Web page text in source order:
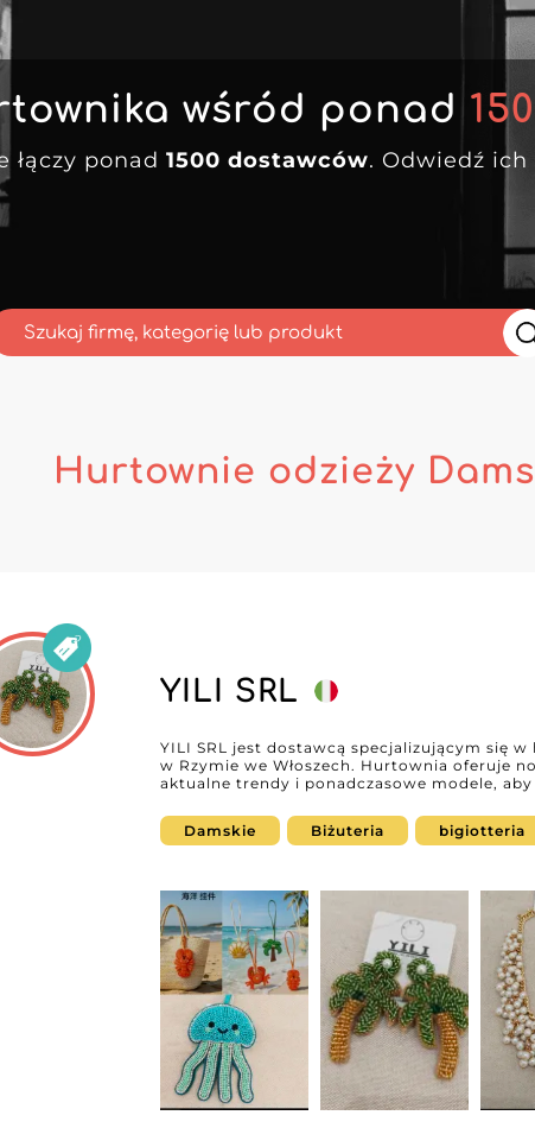
wśród ponad
łączy ponad 1500 dostawców. Odwiedź
Hurtownie odzieży
YILI SRL
YILI SRL jest dostawcą specjalizującym się
w Rzymie we Włoszech. Hurtownia oferuje
aktualne trendy i ponadczasowe modele,
biżuterii YILI SRL wspiera profesjonalistów,
akcesoria dopasowane do potrzeb rynku kobiecego. Obecny na
poprosić o dostęp do MicroStore dostawcy i
specjalistą od hurtowej sprzedaży biżuterii.
Damskie Biżuteria bigiotteria